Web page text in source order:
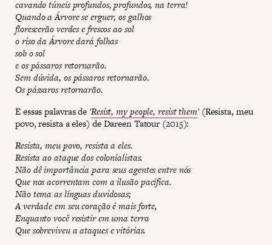
cavando túneis profundos, profundos, na terra!
Quando a Árvore se erguer, os galhos
florescerão verdes e frescos ao sol
o riso da Árvore dará folhas
sob o sol
e os pássaros retornarão.
Sem dúvida, os pássaros retornarão.
Os pássaros retornarão.
E essas palavras de'Resist, my people, resist them'(Resista, meu
povo, resista a eles) de Dareen Tatour (2015):
Resista, meu povo, resista a eles.
Resista ao ataque dos colonialistas.
Não dê importância para seus agentes entre nós
Que nos acorrentam com a ilusão pacífica.
Não tema as línguas duvidosas;
A verdade em seu coração é mais forte,
Enquanto você resistir em uma terra
Que sobreviveu a ataques e vitórias.